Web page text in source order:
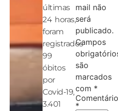
últimas
24 horas,
foram
registrados
99
óbitos
por
Covid-19,
3.401
mail não
será
publicado.
Campos
são
marcados
com *
Comentário
*